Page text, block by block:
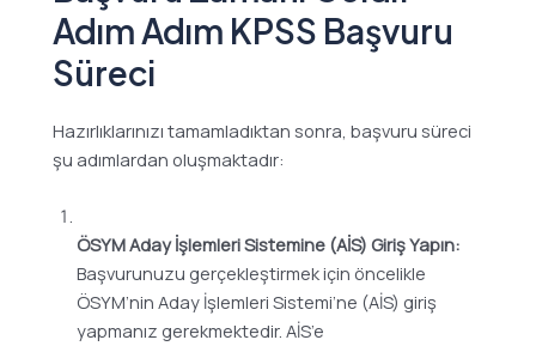
Adım Adım KPSS Başvuru
Süreci
Hazırlıklarınızı tamamladıktan sonra, başvuru süreci
şu adımlardan oluşmaktadır:
ÖSYM Aday İşlemleri Sistemine (AİS) Giriş Yapın:
Başvurunuzu gerçekleştirmek için öncelikle
ÖSYM’nin Aday İşlemleri Sistemi’ne (AİS) giriş
yapmanız gerekmektedir. AİS’e